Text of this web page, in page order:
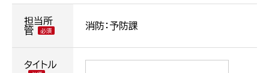
担当所
管
消防：予防課
タイトル